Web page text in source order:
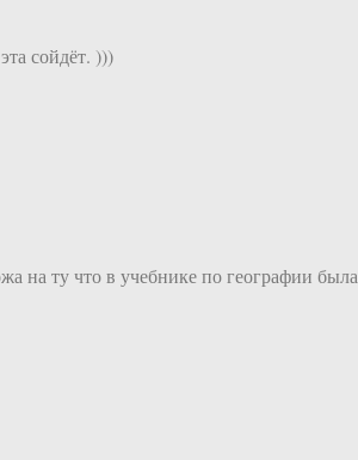
сойдёт. )))
на ту что в учебнике по географии